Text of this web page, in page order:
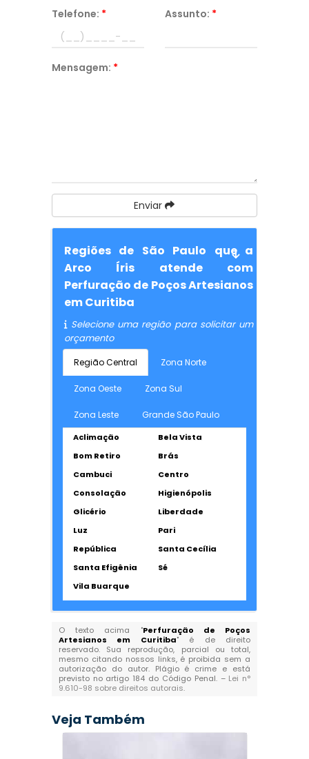
Telefone: * Assunto: *
Mensagem: *
Enviar
Regiões de São Paulo que a
Arco Íris atende com
Perfuração de Poços Artesianos
em Curitiba
Selecione uma região para solicitar um
orçamento
Região Central Zona Norte
Zona Oeste Zona Sul
Zona Leste Grande São Paulo
Aclimação
Bela Vista
Bom Retiro
Brás
Cambuci
Centro
Consolação
Higienópolis
Glicério
Liberdade
Luz
Pari
República
Santa Cecília
Santa Efigênia
Sé
Vila Buarque
O texto acima "Perfuração de Poços
Artesianos em Curitiba" é de direito
reservado. Sua reprodução, parcial ou total,
mesmo citando nossos links, é proibida sem a
autorização do autor. Plágio é crime e está
previsto no artigo 184 do Código Penal. – Lei n°
9.610-98 sobre direitos autorais.
Veja Também